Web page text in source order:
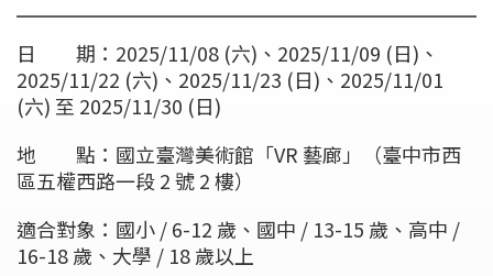
日 期：2025/11/08 (六)、2025/11/09 (日)、
2025/11/22 (六)、2025/11/23 (日)、2025/11/01
(六) 至 2025/11/30 (日)
地 點：國立臺灣美術館「VR 藝廊」（臺中市西
區五權西路一段 2 號 2 樓）
適合對象：國小 / 6-12 歲、國中 / 13-15 歲、高中 /
16-18 歲、大學 / 18 歲以上